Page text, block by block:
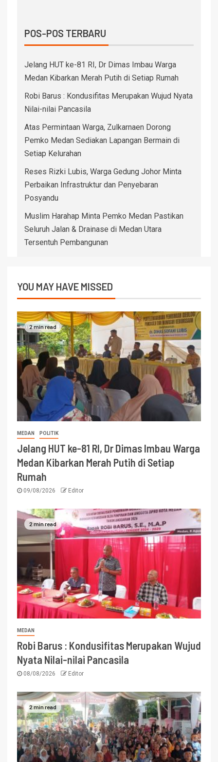
POS-POS TERBARU
Jelang HUT ke-81 RI, Dr Dimas Imbau Warga
Medan Kibarkan Merah Putih di Setiap Rumah
Robi Barus : Kondusifitas Merupakan Wujud Nyata
Nilai-nilai Pancasila
Atas Permintaan Warga, Zulkarnaen Dorong
Pemko Medan Sediakan Lapangan Bermain di
Setiap Kelurahan
Reses Rizki Lubis, Warga Gedung Johor Minta
Perbaikan Infrastruktur dan Penyebaran
Posyandu
Muslim Harahap Minta Pemko Medan Pastikan
Seluruh Jalan & Drainase di Medan Utara
Tersentuh Pembangunan
YOU MAY HAVE MISSED
2 min read
MEDAN POLITIK
Jelang HUT ke-81 RI, Dr Dimas Imbau Warga
Medan Kibarkan Merah Putih di Setiap
Rumah
09/08/2026 Editor
2 min read
MEDAN
Robi Barus : Kondusifitas Merupakan Wujud
Nyata Nilai-nilai Pancasila
08/08/2026 Editor
2 min read